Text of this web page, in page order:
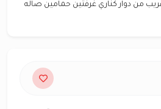
من دوار كناري غرفتين حمامين صاله